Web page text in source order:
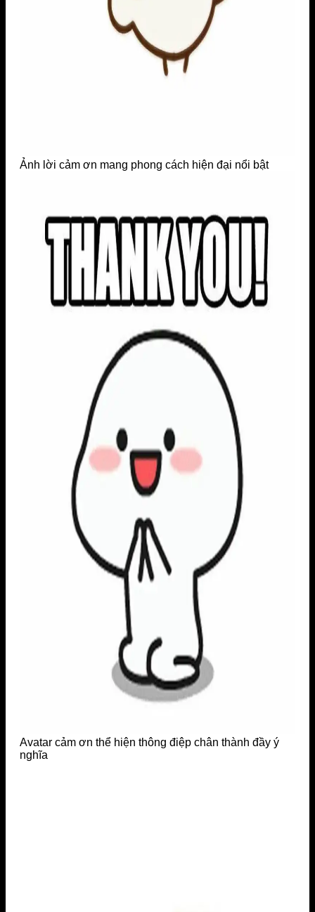
Ảnh lời cảm ơn mang phong cách hiện đại nổi bật
Avatar cảm ơn thể hiện thông điệp chân thành đầy ý
nghĩa